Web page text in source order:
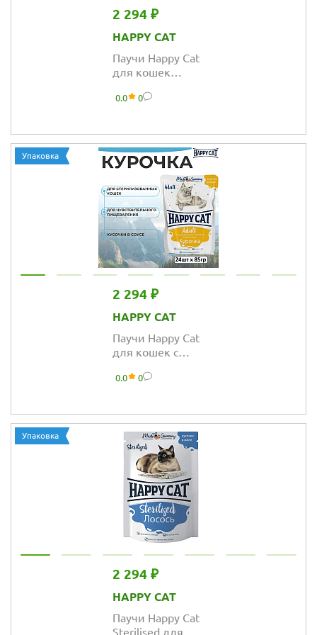
2 294 ₽
HAPPY CAT
Паучи Happy Cat
для кошек
цыплёнком,
0.0 0
Упаковка
2 294 ₽
HAPPY CAT
Паучи Happy Cat
для кошек с
нежными
яичном соусе
0.0 0
Упаковка
2 294 ₽
HAPPY CAT
Паучи Happy Cat
Sterilised для